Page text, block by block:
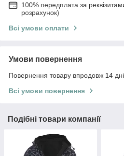
100% передплата за
розрахунок)
Всі умови оплати
Умови повернення
Повернення товару впродовж 14
Всі умови повернення
Подібні товари компанії